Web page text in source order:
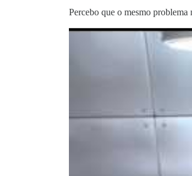
Percebo que o mesmo